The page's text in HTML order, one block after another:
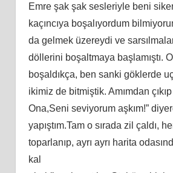
Emre şak şak sesleriyle beni
kaçıncıya boşalıyordum
da gelmek üzereydi ve
döllerini boşaltmaya başlamıştı.
boşaldıkça, ben sanki göklerde
ikimiz de bitmiştik. Amımdan
Ona,Seni seviyorum aşkım!”
yapıştım.Tam o sırada zil çaldı,
toparlanıp, ayrı ayrı harita
kal